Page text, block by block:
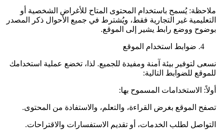
ملاحظة: يُسمح باستخدام المحتوى المتاح للأغراض الشخصية أو
التعليمية غير التجارية فقط، ويُشترط في جميع الأحوال ذكر المصدر
بوضوح ووضع رابط يشير إلى الموقع.
ضوابط استخدام الموقع
نسعى لتوفير بيئة آمنة ومفيدة للجميع. لذا، تخضع عملية استخدامك
للموقع للضوابط التالية:
أولاً: الاستخدامات المسموح بها:
تصفح الموقع بغرض القراءة، والتعلم، والاستفادة من المحتوى.
التواصل لطلب الخدمات، أو تقديم الاستفسارات والاقتراحات.